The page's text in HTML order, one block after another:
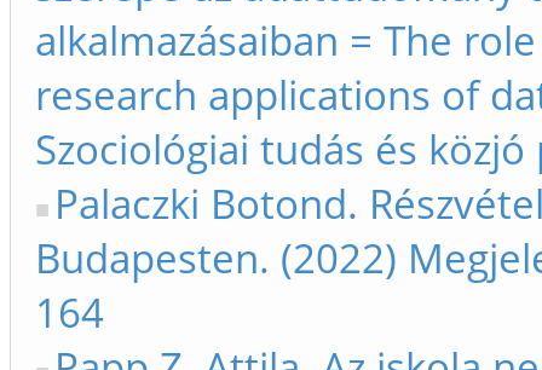
alkalmazásaiban = The
research applications of
Szociológiai tudás és
Palaczki Botond.
Budapesten. (2022)
164